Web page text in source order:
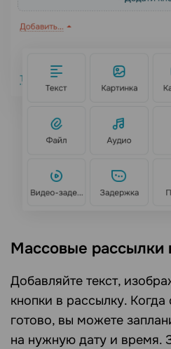
Массовые рассылки
Добавляйте текст,
кнопки в рассылку.
готово, вы можете
на нужную дату и время.